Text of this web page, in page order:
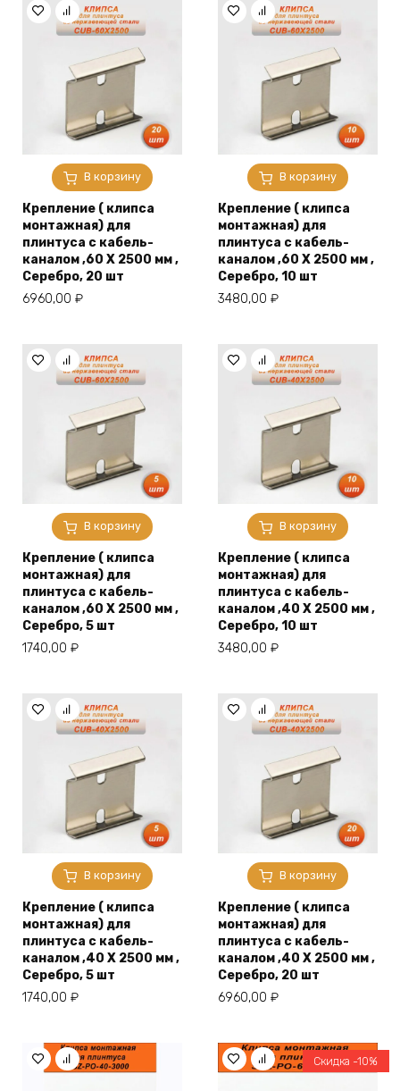
600,00 ₽. 1200,00 ₽.
В корзину
Крепление ( клипса
монтажная) для
плинтуса с кабель-
каналом ,60 X 2500 мм ,
Серебро, 20 шт
6960,00 ₽
В корзину
Крепление ( клипса
монтажная) для
плинтуса с кабель-
каналом ,60 X 2500 мм ,
Серебро, 10 шт
3480,00 ₽
В корзину
Крепление ( клипса
монтажная) для
плинтуса с кабель-
каналом ,60 X 2500 мм ,
Серебро, 5 шт
1740,00 ₽
В корзину
Крепление ( клипса
монтажная) для
плинтуса с кабель-
каналом ,40 X 2500 мм ,
Серебро, 10 шт
3480,00 ₽
В корзину
Крепление ( клипса
монтажная) для
плинтуса с кабель-
каналом ,40 X 2500 мм ,
Серебро, 5 шт
1740,00 ₽
В корзину
Крепление ( клипса
монтажная) для
плинтуса с кабель-
каналом ,40 X 2500 мм ,
Серебро, 20 шт
6960,00 ₽
Скидка -10%